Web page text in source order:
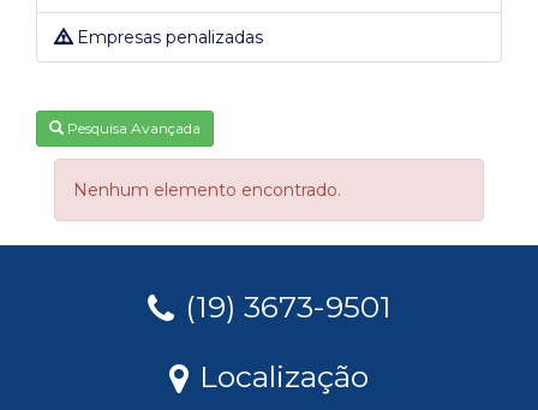
Empresas penalizadas
Pesquisa Avançada
Nenhum elemento encontrado.
(19) 3673-9501
Localização